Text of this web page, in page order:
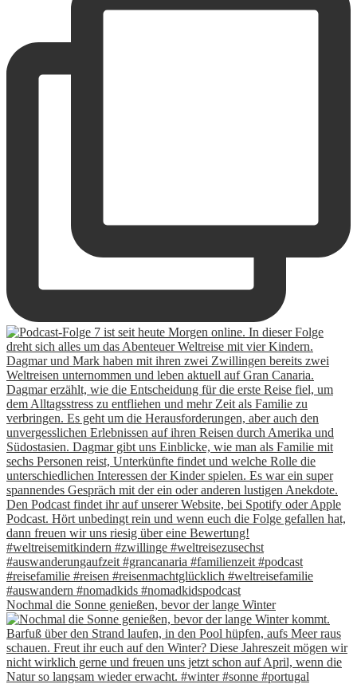
Nochmal die Sonne genießen, bevor der lange Winter